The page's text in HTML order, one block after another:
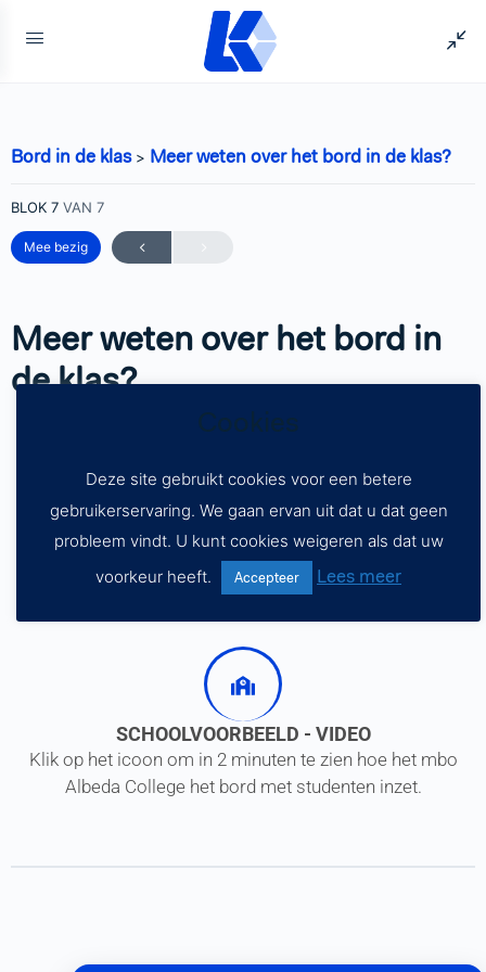
Bord in de klas Meer weten over het bord in de klas?
BLOK 7 VAN 7
Mee bezig
Meer weten over het bord in
de klas?
ARTIKEL
Klik op het icoon voor ons Kennisbank-artikel met veel
SCHOOLVOORBEELD - VIDEO
Klik op het icoon om in 2 minuten te zien hoe het mbo
Albeda College het bord met studenten inzet.
Cookies
Deze site gebruikt cookies voor een betere
gebruikerservaring. We gaan ervan uit dat u dat geen
probleem vindt. U kunt cookies weigeren als dat uw
voorkeur heeft.
Accepteer Lees meer